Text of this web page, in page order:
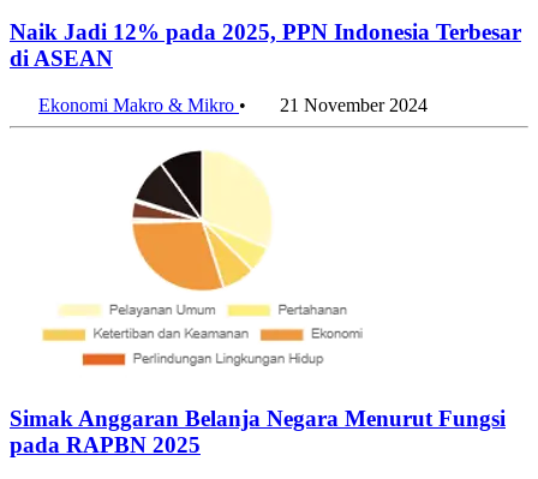
Naik Jadi 12% pada 2025, PPN Indonesia Terbesar
di ASEAN
Ekonomi Makro & Mikro • 21 November 2024
Simak Anggaran Belanja Negara Menurut Fungsi
pada RAPBN 2025